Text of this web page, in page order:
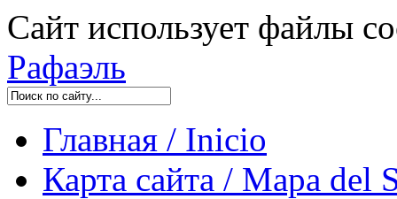
Сайт использует файлы
Рафаэль
Главная / Inicio
Карта сайта / Mapa del